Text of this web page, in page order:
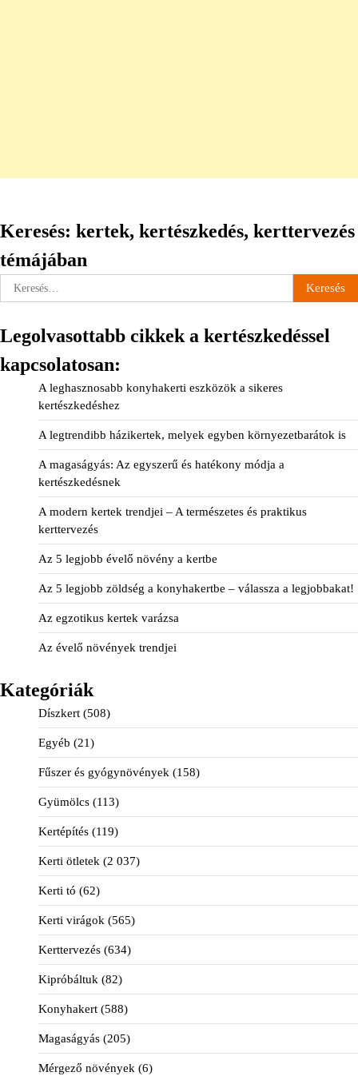
Keresés: kertek, kertészkedés, kerttervezés
témájában
Keresés:
Legolvasottabb cikkek a kertészkedéssel
kapcsolatosan:
A leghasznosabb konyhakerti eszközök a sikeres
kertészkedéshez
A legtrendibb házikertek, melyek egyben környezetbarátok is
A magaságyás: Az egyszerű és hatékony módja a
kertészkedésnek
A modern kertek trendjei – A természetes és praktikus
kerttervezés
Az 5 legjobb évelő növény a kertbe
Az 5 legjobb zöldség a konyhakertbe – válassza a legjobbakat!
Az egzotikus kertek varázsa
Az évelő növények trendjei
Kategóriák
Díszkert (508)
Egyéb (21)
Fűszer és gyógynövények (158)
Gyümölcs (113)
Kertépítés (119)
Kerti ötletek (2 037)
Kerti tó (62)
Kerti virágok (565)
Kerttervezés (634)
Kipróbáltuk (82)
Konyhakert (588)
Magaságyás (205)
Mérgező növények (6)